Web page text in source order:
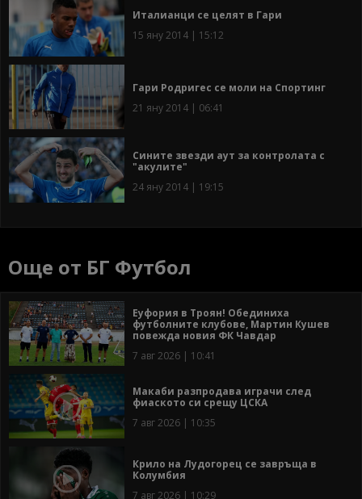
Италианци се целят в Гари
15 яну 2014 | 15:12
Гари Родригес се моли на Спортинг
21 яну 2014 | 06:41
Сините звезди аут за контролата с
"акулите"
24 яну 2014 | 19:15
Още от БГ Футбол
Еуфория в Троян! Обединиха
футболните клубове, Мартин Кушев
повежда новия ФК Чавдар
7 авг 2026 | 10:41
Макаби разпродава играчи след
фиаското си срещу ЦСКА
7 авг 2026 | 10:35
Крило на Лудогорец се завръща в
Колумбия
7 авг 2026 | 10:29